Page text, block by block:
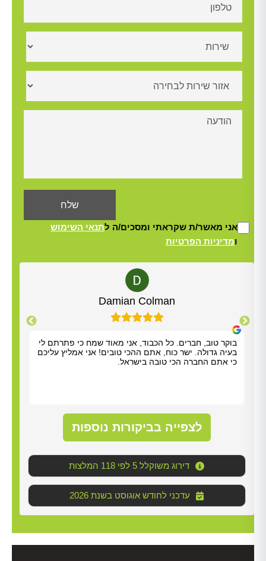
אני מאשר/ת שקראתי ומסכים/ה לתנאי השימוש
ומדיניות הפרטיות
Yisrael Woolf
תודה על כל העזרה. התרשמנו מאוד מנריה לויאני. הוא
הגיע תוך שעה, ביצע את העבודה מהר ונתן לנו הסברים
ברורים. כל הכבוד!
לצפייה בביקורות נוספות
דירוג משוקלל 5 לפי 118 המלצות
2026 עדכני לחודש אוגוסט בשנת